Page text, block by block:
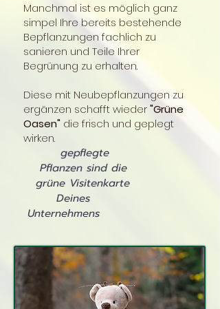
Manchmal ist es möglich ganz
simpel Ihre bereits bestehende
Bepflanzungen fachlich zu
sanieren und Teile Ihrer
Begrünung zu erhalten.
Diese mit Neubepflanzungen zu
ergänzen schafft wieder"Grüne
Oasen" die frisch und geplegt
wirken.
gepflegte
Pflanzen sind die
grüne Visitenkarte
Deines
Unternehmens